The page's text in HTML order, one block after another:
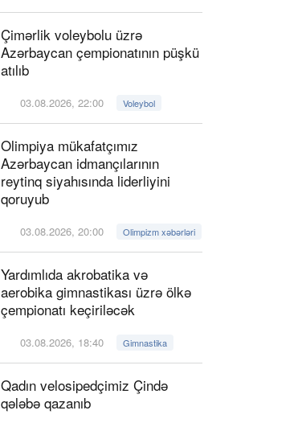
Çimərlik voleybolu üzrə
Azərbaycan çempionatının püşkü
atılıb
03.08.2026, 22:00 Voleybol
Olimpiya mükafatçımız
Azərbaycan idmançılarının
reytinq siyahısında liderliyini
qoruyub
03.08.2026, 20:00 Olimpizm xəbərləri
Yardımlıda akrobatika və
aerobika gimnastikası üzrə ölkə
çempionatı keçiriləcək
03.08.2026, 18:40 Gimnastika
Qadın velosipedçimiz Çində
qələbə qazanıb